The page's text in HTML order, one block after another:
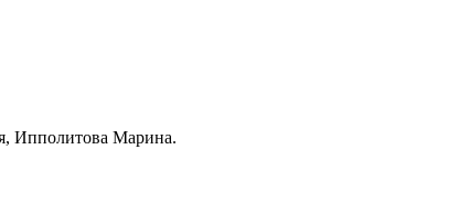
Ипполитова Марина.